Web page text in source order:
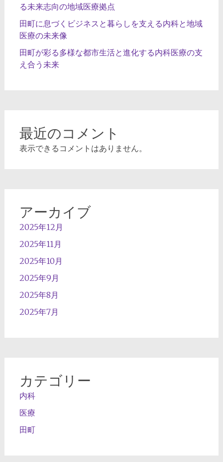
る未来志向の地域医療拠点
田町に息づくビジネスと暮らしを支える内科と地域
医療の未来像
田町が彩る多様な都市生活と進化する内科医療の支
え合う未来
最近のコメント
表示できるコメントはありません。
アーカイブ
2025年12月
2025年11月
2025年10月
2025年9月
2025年8月
2025年7月
カテゴリー
内科
医療
田町